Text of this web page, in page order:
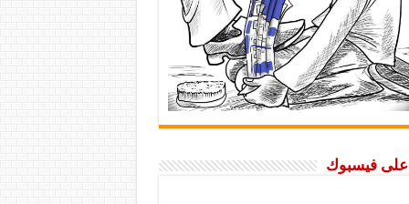
على فيسبوك